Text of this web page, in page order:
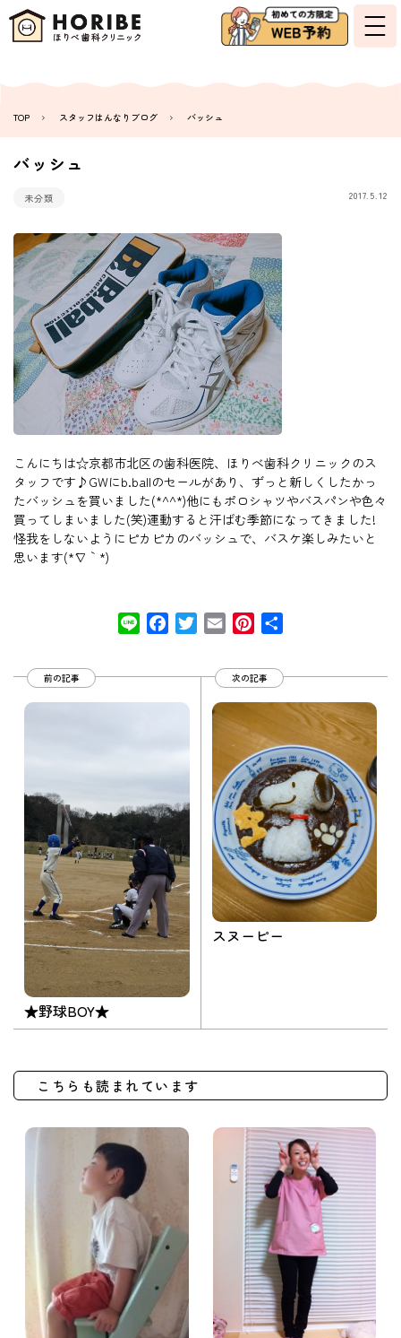
TOP スタッフはんなりブログ バッシュ
バッシュ
未分類 2017.5.12
こんにちは☆京都市北区の歯科医院、ほりべ歯科クリニックのス
タッフです♪GWにb.ballのセールがあり、ずっと新しくしたかっ
たバッシュを買いました(*^^*)他にもポロシャツやバスパンや色々
買ってしまいました(笑)運動すると汗ばむ季節になってきました!
怪我をしないようにピカピカのバッシュで、バスケ楽しみたいと
思います(*´∇｀*)
Line FacebookTwitter
Email Pinterest
前の記事
★野球BOY★
次の記事
スヌーピー
こちらも読まれています